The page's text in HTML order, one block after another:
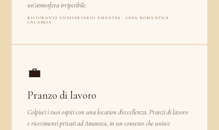
un'atmosfera irripetibile.
RISTORANTE ANNIVERSARIO AMANTEA · CENA ROMANTICA
CALABRIA
💼
Pranzo di lavoro
Colpisci i tuoi ospiti con una location d'eccellenza. Pranzi di lavoro
e ricevimenti privati ad Amantea, in un contesto che unisce